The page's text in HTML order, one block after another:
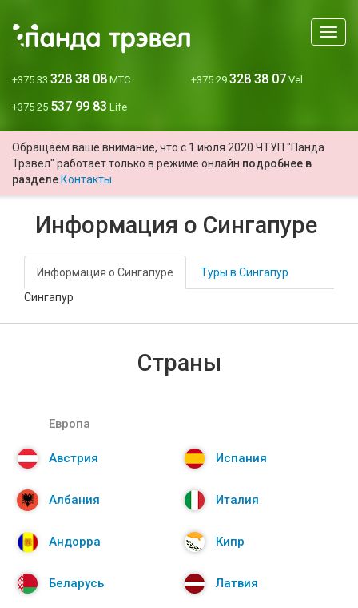
Меню
+375 33 328 38 08 МТС +375 29 328 38 07 Vel
+375 25 537 99 83 Life
Обращаем ваше внимание, что с 1 июля 2020 ЧТУП "Панда
Трэвел" работает только в режиме онлайн подробнее в
разделе Контакты
Информация о Сингапуре
Информация о Сингапуре
Туры в Сингапур
Сингапур
Страны
Европа
Австрия
Албания
Андорра
Беларусь
Испания
Италия
Кипр
Латвия